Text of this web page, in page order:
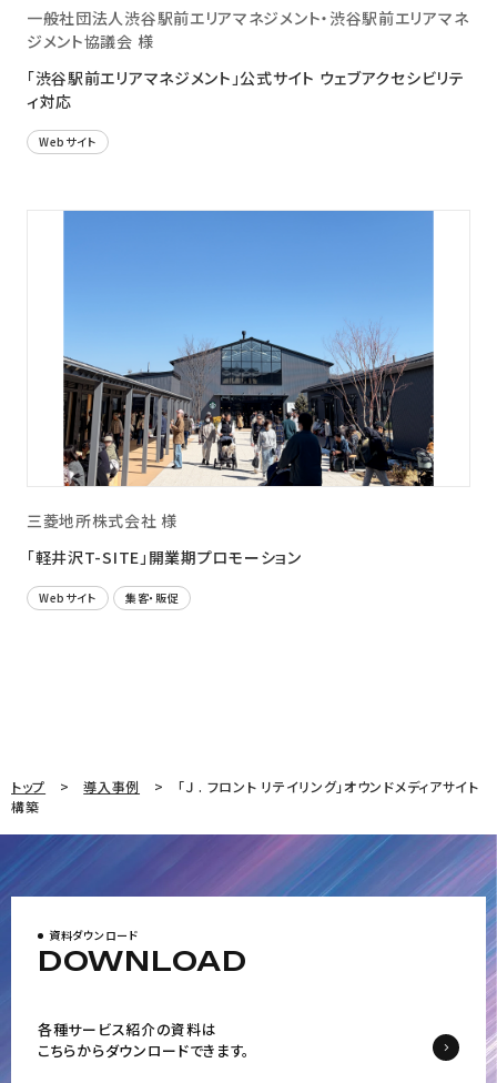
一般社団法人渋谷駅前エリアマネジメント・渋谷駅前エリアマネ
ジメント協議会 様
「渋谷駅前エリアマネジメント」公式サイト ウェブアクセシビリテ
ィ対応
Webサイト
三菱地所株式会社 様
「軽井沢T-SITE」開業期プロモーション
Webサイト 集客・販促
トップ 導入事例
「Ｊ . フロント リテイリング」オウンドメディアサイト
構築
資料ダウンロード
DOWNLOAD
各種サービス紹介の資料は
こちらからダウンロードできます。